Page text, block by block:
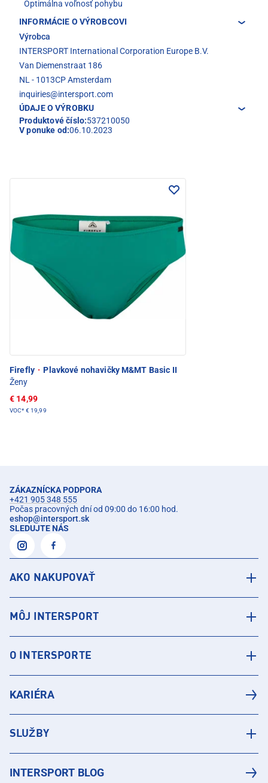
Optimálna voľnosť pohybu
INFORMÁCIE O VÝROBCOVI
Výrobca
INTERSPORT International Corporation Europe B.V.
Van Diemenstraat 186
NL - 1013CP Amsterdam
inquiries@intersport.com
ÚDAJE O VÝROBKU
Produktové číslo:537210050
V ponuke od:06.10.2023
Firefly · Plavkové nohavičky M&MT Basic II
Ženy
€ 14,99
VOC* € 19,99
ZÁKAZNÍCKA PODPORA
+421 905 348 555
Počas pracovných dní od 09:00 do 16:00 hod.
eshop@intersport.sk
SLEDUJTE NÁS
AKO NAKUPOVAŤ
MÔJ INTERSPORT
O INTERSPORTE
KARIÉRA
SLUŽBY
INTERSPORT BLOG